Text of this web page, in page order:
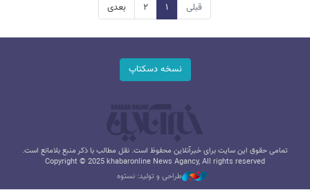
قبلی ۱ ۲ بعدی
نسخه دسکتاپ
تمامی حقوق این سایت برای خبرآنلاین محفوظ است. نقل مطالب با ذکر منبع بلامانع است.
Copyright © 2025 khabaronline News Agancy, All rights reserved
طراحی و تولید: نستوه